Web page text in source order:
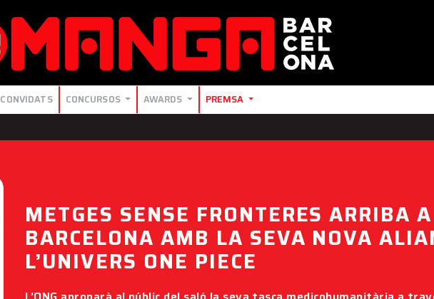
CONVIDATS CONCURSOS AWARDS PREMSA
METGES SENSE FRONTERES ARRIBA
BARCELONA AMB LA SEVA NOVA
L’UNIVERS ONE PIECE